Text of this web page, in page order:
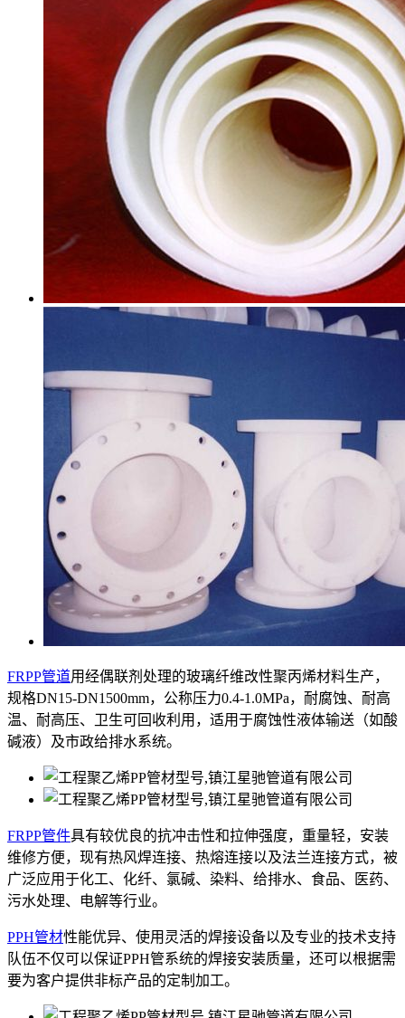
FRPP管道用经偶联剂处理的玻璃纤维改性聚丙烯材料生产，
规格DN15-DN1500mm，公称压力0.4-1.0MPa，耐腐蚀、耐高
温、耐高压、卫生可回收利用，适用于腐蚀性液体输送（如酸
碱液）及市政给排水系统。
FRPP管件具有较优良的抗冲击性和拉伸强度，重量轻，安装
维修方便，现有热风焊连接、热熔连接以及法兰连接方式，被
广泛应用于化工、化纤、氯碱、染料、给排水、食品、医药、
污水处理、电解等行业。
PPH管材性能优异、使用灵活的焊接设备以及专业的技术支持
队伍不仅可以保证PPH管系统的焊接安装质量，还可以根据需
要为客户提供非标产品的定制加工。